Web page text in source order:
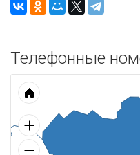
Телефонные